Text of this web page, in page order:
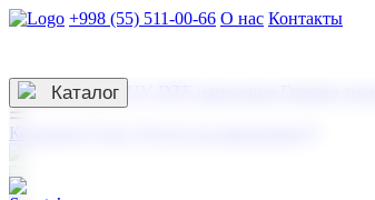
+998 (55) 511-00-66 О нас Контакты
3D гравировка
☰
Контакты
Каталог